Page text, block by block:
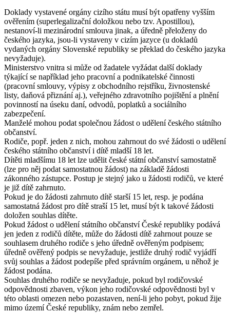
Doklady vystavené orgány cizího státu musí být opatřeny vyšším
ověřením (superlegalizační doložkou nebo tzv. Apostillou),
nestanoví-li mezinárodní smlouva jinak, a úředně přeloženy do
českého jazyka, jsou-li vystaveny v cizím jazyce (u dokladů
vydaných orgány Slovenské republiky se překlad do českého jazyka
nevyžaduje).
Ministerstvo vnitra si může od žadatele vyžádat další doklady
týkající se například jeho pracovní a podnikatelské činnosti
(pracovní smlouvy, výpisy z obchodního rejstříku, živnostenské
listy, daňová přiznání aj.), veřejného zdravotního pojištění a plnění
povinností na úseku daní, odvodů, poplatků a sociálního
zabezpečení.
Manželé mohou podat společnou žádost o udělení českého státního
občanství.
Rodiče, popř. jeden z nich, mohou zahrnout do své žádosti o udělení
českého státního občanství i dítě mladší 18 let.
Dítěti mladšímu 18 let lze udělit české státní občanství samostatně
(lze pro něj podat samostatnou žádost) na základě žádosti
zákonného zástupce. Postup je stejný jako u žádosti rodičů, ve které
je již dítě zahrnuto.
Pokud je do žádosti zahrnuto dítě starší 15 let, resp. je podána
samostatná žádost pro dítě straší 15 let, musí být k takové žádosti
doložen souhlas dítěte.
Pokud žádost o udělení státního občanství České republiky podává
jen jeden z rodičů dítěte, může do žádosti dítě zahrnout pouze se
souhlasem druhého rodiče s jeho úředně ověřeným podpisem;
úředně ověřený podpis se nevyžaduje, jestliže druhý rodič vyjádří
svůj souhlas a žádost podepíše před správním orgánem, u něhož je
žádost podána.
Souhlas druhého rodiče se nevyžaduje, pokud byl rodičovské
odpovědnosti zbaven, výkon jeho rodičovské odpovědnosti byl v
této oblasti omezen nebo pozastaven, není-li jeho pobyt, pokud žije
mimo území České republiky, znám nebo zemřel.